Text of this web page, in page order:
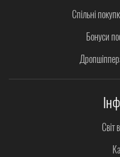
Спільні
Бонуси
Світ